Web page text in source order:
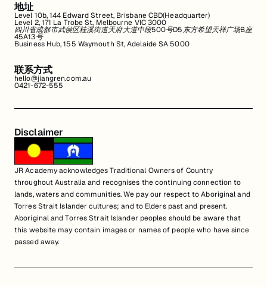
地址
Level 10b, 144 Edward Street, Brisbane CBD(Headquarter)
Level 2, 171 La Trobe St, Melbourne VIC 3000
四川省成都市武侯区桂溪街道天府大道中段500号D5东方希望天祥广场B座
45A13号
Business Hub, 155 Waymouth St, Adelaide SA 5000
联系方式
hello@jiangren.com.au
0421-672-555
Disclaimer
JR Academy acknowledges Traditional Owners of Country
throughout Australia and recognises the continuing connection to
lands, waters and communities. We pay our respect to Aboriginal and
Torres Strait Islander cultures; and to Elders past and present.
Aboriginal and Torres Strait Islander peoples should be aware that
this website may contain images or names of people who have since
passed away.